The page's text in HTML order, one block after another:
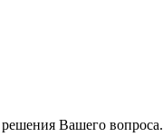
Вашего вопроса.